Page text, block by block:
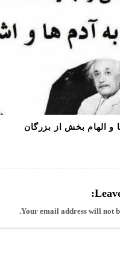
و الهام بخش از بزرگان
Your email address will not